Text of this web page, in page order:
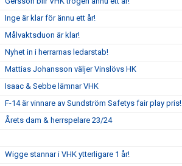
Inge är klar för ännu ett år!
Målvaktsduon är klar!
Nyhet in i herrarnas ledarstab!
Mattias Johansson väljer Vinslövs HK
Isaac & Sebbe lämnar VHK
F-14 är vinnare av Sundström Safetys fair play pris!
Årets dam & herrspelare 23/24
Wigge stannar i VHK ytterligare 1 år!